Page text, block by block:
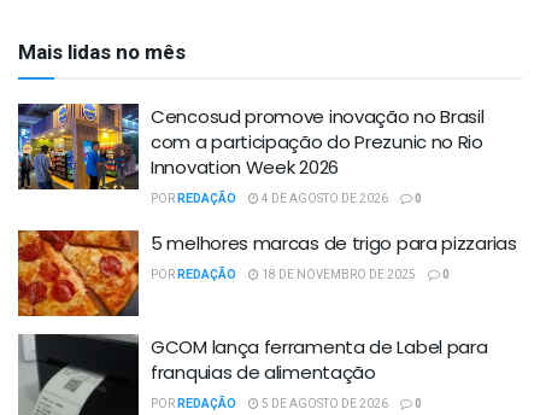
Mais lidas no mês
Cencosud promove inovação no Brasil
com a participação do Prezunic no Rio
Innovation Week 2026
PORREDAÇÃO 4 DE AGOSTO DE 2026 0
5 melhores marcas de trigo para pizzarias
PORREDAÇÃO 18 DE NOVEMBRO DE 2025 0
GCOM lança ferramenta de Label para
franquias de alimentação
PORREDAÇÃO 5 DE AGOSTO DE 2026 0